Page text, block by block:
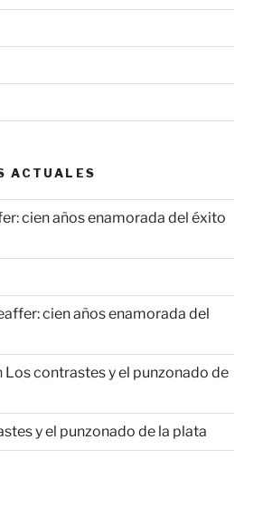
ACTUALES
cien años enamorada del éxito
cien años enamorada del
Los contrastes y el punzonado de
y el punzonado de la plata